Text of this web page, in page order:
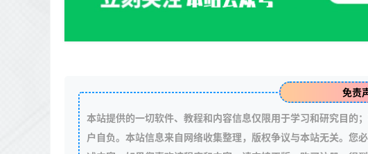
免责
本站提供的一切软件、教程和内容信息仅限用于学习和研究目的
户自负。本站信息来自网络收集整理，版权争议与本站无关。您